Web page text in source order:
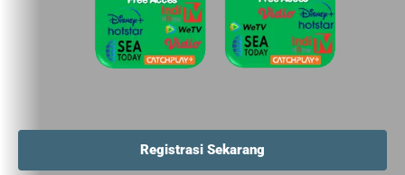
Registrasi Sekarang